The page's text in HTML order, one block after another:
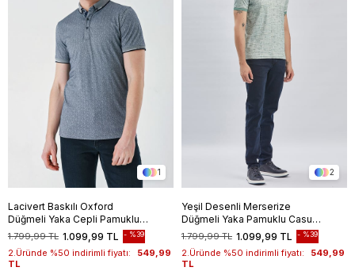
1
Lacivert Baskılı Oxford
Düğmeli Yaka Cepli Pamuklu
Casual Slim Fit Dar Kesim
Tişört 1011240177
1.099,99 TL
1.799,99 TL %39
2.Üründe %50 indirimli fiyatı:
549,99
TL
2
Yeşil Desenli Merserize
Düğmeli Yaka Pamuklu Casual
Slim Fit Dar Kesim Tişört
1011240160
1.099,99 TL
1.799,99 TL %39
2.Üründe %50 indirimli fiyatı:
549,99
TL